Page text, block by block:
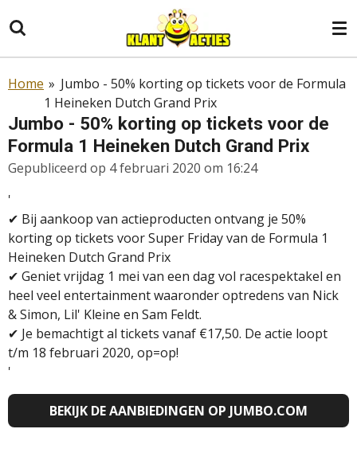
direct
naar
hoofdinhoud
Home » Jumbo - 50% korting op tickets voor de Formula
1 Heineken Dutch Grand Prix
Jumbo - 50% korting op tickets voor de
Formula 1 Heineken Dutch Grand Prix
Gepubliceerd op 4 februari 2020 om 16:24
'
✔ Bij aankoop van actieproducten ontvang je 50%
korting op tickets voor Super Friday van de Formula 1
Heineken Dutch Grand Prix
✔ Geniet vrijdag 1 mei van een dag vol racespektakel en
heel veel entertainment waaronder optredens van Nick
& Simon, Lil' Kleine en Sam Feldt.
✔ Je bemachtigt al tickets vanaf €17,50. De actie loopt
t/m 18 februari 2020, op=op!
'
BEKIJK DE AANBIEDINGEN OP JUMBO.COM